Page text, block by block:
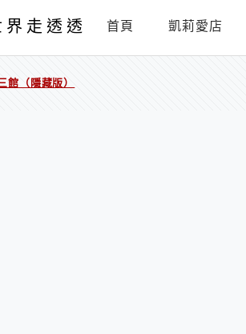
走透透 首頁 凱莉愛店
館（隱藏版）